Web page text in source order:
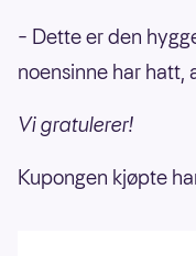
– Dette er den
noensinne har hatt,
Vi gratulerer!
Kupongen kjøpte